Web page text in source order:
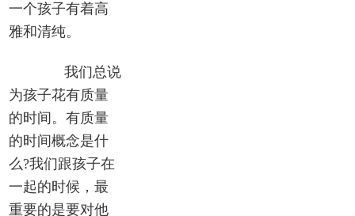
一个孩子有着高
雅和清纯。
我们总说
为孩子花有质量
的时间。有质量
的时间概念是什
么?我们跟孩子在
一起的时候，最
重要的是要对他